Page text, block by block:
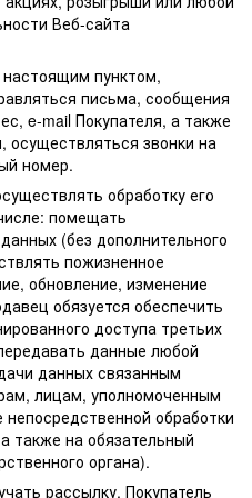
Веб-сайта
пунктом,
письма, сообщения
e-mail Покупателя, а также
осуществляться звонки на
номер.
обработку его
помещать
(без дополнительного
пожизненное
обновление, изменение
обязуется обеспечить
доступа третьих
данные любой
данных связанным
лицам, уполномоченным
обработки
также на обязательный
органа).
рассылку, Покупатель